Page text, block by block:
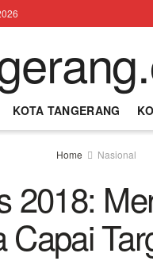
KOTA TANGERANG
Home Nasional
2018:
Capai